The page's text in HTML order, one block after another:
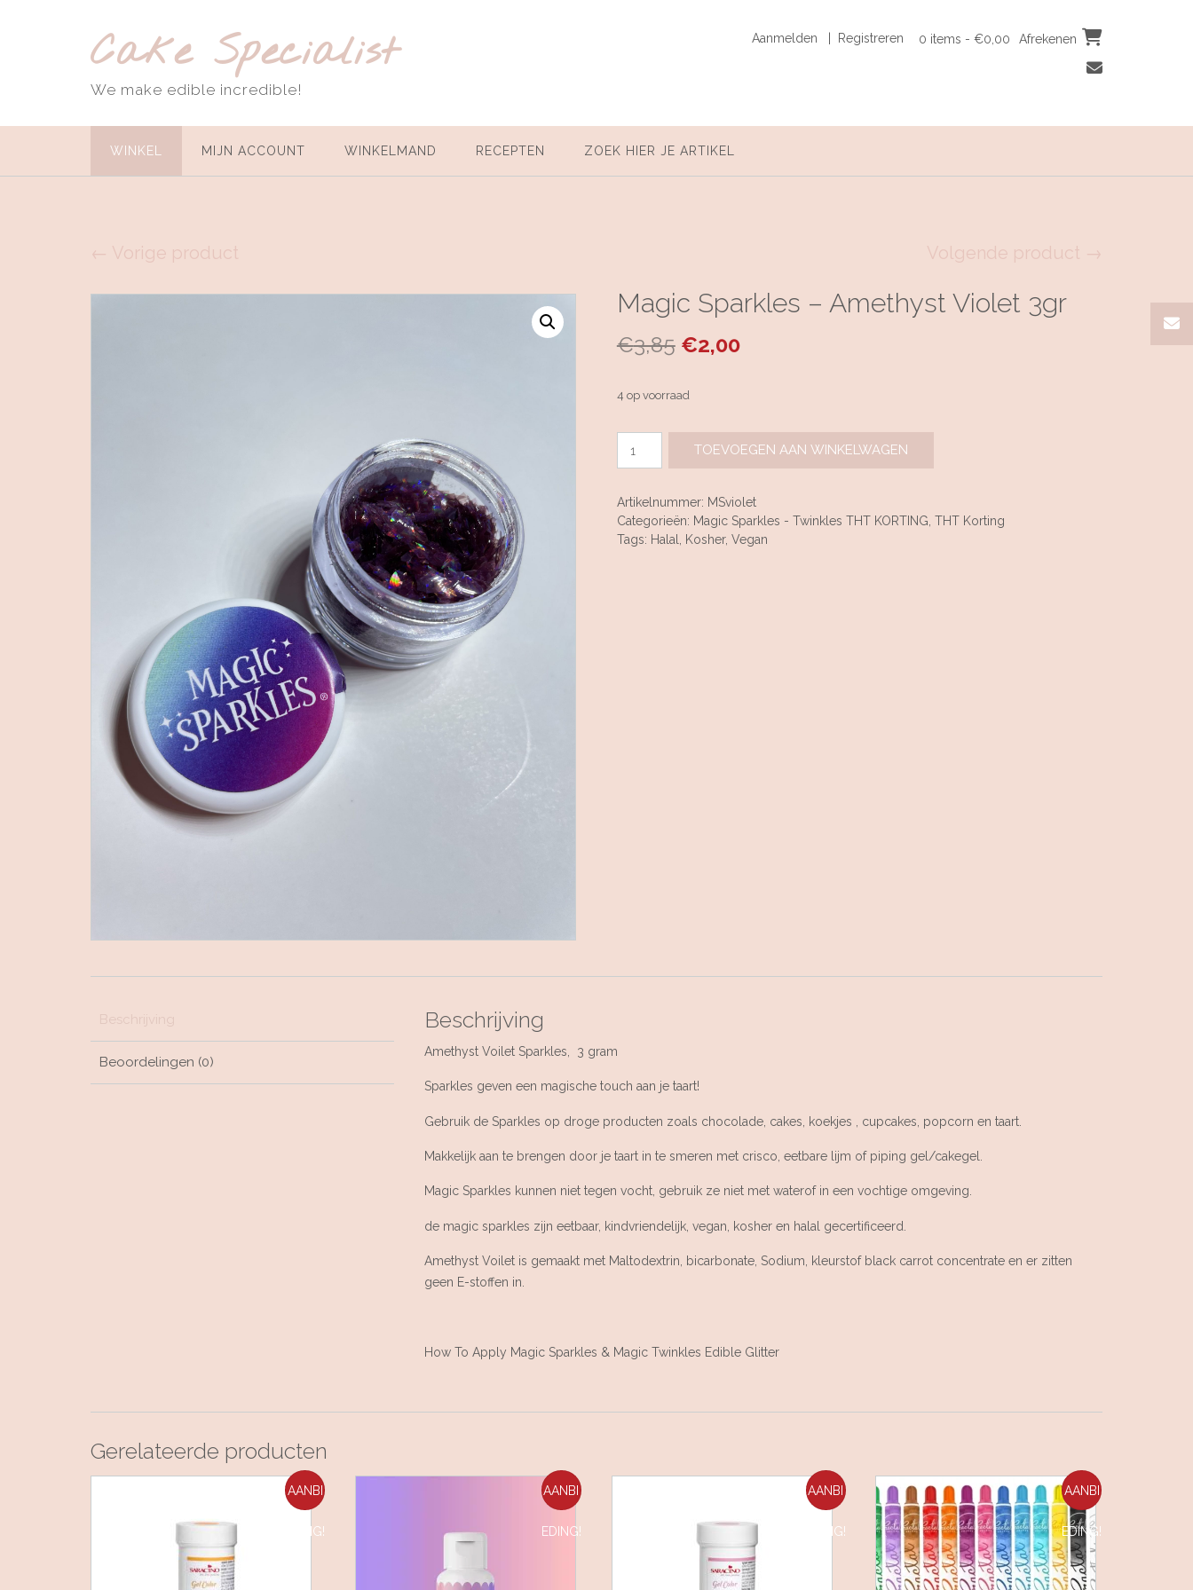
Cake Specialist
We make edible incredible!
Aanmelden | Registreren 0 items - €0,00 Afrekenen
WINKEL MIJN ACCOUNT WINKELMAND RECEPTEN ZOEK HIER JE ARTIKEL
← Vorige product Volgende product →
Magic Sparkles – Amethyst Violet 3gr
€3,85 €2,00
4 op voorraad
Sparkles
Amethyst
Violet
3gr
TOEVOEGEN AAN WINKELWAGEN
Artikelnummer: MSviolet
Categorieën: Magic Sparkles - Twinkles THT KORTING, THT Korting
Tags: Halal, Kosher, Vegan
Beoordelingen (0)
Beschrijving
Amethyst Voilet Sparkles, 3 gram
Sparkles geven een magische touch aan je taart!
Gebruik de Sparkles op droge producten zoals chocolade, cakes, koekjes , cupcakes, popcorn en taart.
Makkelijk aan te brengen door je taart in te smeren met crisco, eetbare lijm of piping gel/cakegel.
Magic Sparkles kunnen niet tegen vocht, gebruik ze niet met waterof in een vochtige omgeving.
de magic sparkles zijn eetbaar, kindvriendelijk, vegan, kosher en halal gecertificeerd.
Amethyst Voilet is gemaakt met Maltodextrin, bicarbonate, Sodium, kleurstof black carrot concentrate en er zitten
geen E-stoffen in.
How To Apply Magic Sparkles & Magic Twinkles Edible Glitter
Gerelateerde producten
AANBI
EDING!
AANBI
EDING!
AANBI
EDING!
AANBI
EDING!